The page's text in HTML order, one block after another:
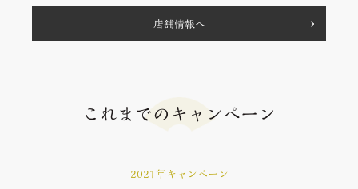
店舗情報へ
これまでのキャンペーン
2021年キャンペーン